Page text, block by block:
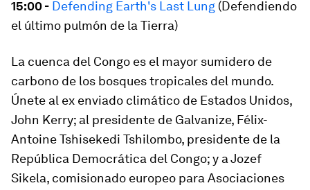
15:00 - Defending Earth's Last Lung (Defendiendo
el último pulmón de la Tierra)
La cuenca del Congo es el mayor sumidero de
carbono de los bosques tropicales del mundo.
Únete al ex enviado climático de Estados Unidos,
John Kerry; al presidente de Galvanize, Félix-
Antoine Tshisekedi Tshilombo, presidente de la
República Democrática del Congo; y a Jozef
Sikela, comisionado europeo para Asociaciones